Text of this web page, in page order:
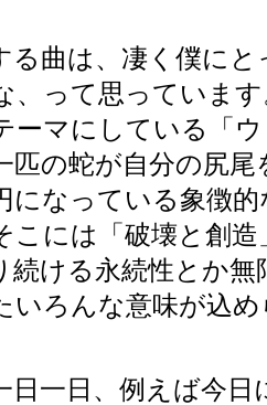
る曲は、凄く僕に
、って思っていま
ーマにしている「
匹の蛇が自分の尻尾
になっている象徴
こには「破壊と創
続ける永続性とか無
いろんな意味が込
日一日、例えば今日